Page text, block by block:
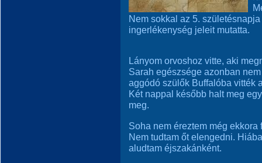
Nem sokkal az 5.
ingerlékenység jeleit mutatta.
Lányom orvoshoz vitte, aki
Sarah egészsége azonban
aggódó szülők Buffalóba vitték
Két nappal később halt meg
meg.
Soha nem éreztem még ekkora
Nem tudtam őt elengedni.
aludtam éjszakánként.